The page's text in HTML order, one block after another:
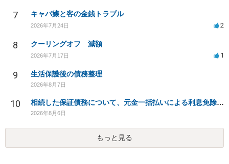
7 キャバ嬢と客の金銭トラブル
2026年7月24日 2
8 クーリングオフ 減額
2026年7月17日 1
9 生活保護後の債務整理
2026年8月7日
10 相続した保証債務について、元金一括払いによる利息免除の交渉は可能でしょうか
2026年8月6日
もっと見る